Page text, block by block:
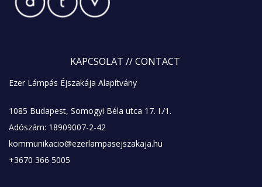
KAPCSOLAT // CONTACT
Ezer Lámpás Éjszakája Alapítvány
1085 Budapest, Somogyi Béla utca 17. I./1.
Adószám: 18909007-2-42
kommunikacio@ezerlampasejszakaja.hu
+3670 366 5005